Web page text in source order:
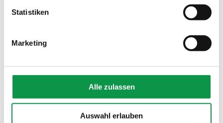
der Verwendung von Cookies nicht oder nur teilweise
zuzustimmen, finden Sie unter dem Link „Detaillierte
Statistiken
Marketing
Alle zulassen
Auswahl erlauben